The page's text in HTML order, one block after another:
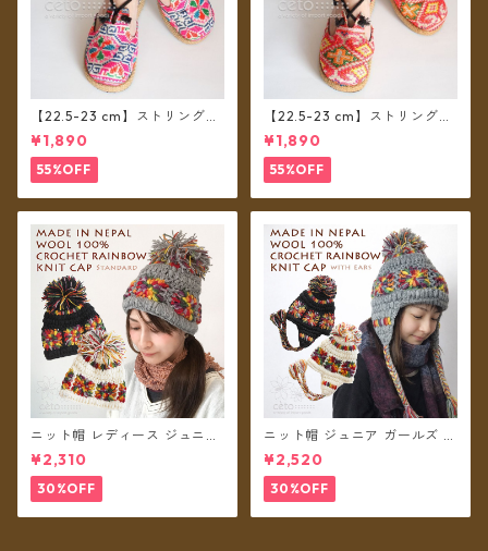
【22.5-23 cm】ストリングシ
ューズ モン族布 B
¥1,890
55%OFF
【22.5-23 cm】ストリングシ
ューズ モン族布 A
¥1,890
55%OFF
ニット帽 レディース ジュニア
ガールズ クロシェットレイン
ボー ボンボン ネパール ウール
100% フリース裏地付き 帽子
【メール便送料無料】
¥2,310
30%OFF
ニット帽 ジュニア ガールズ キ
ッズ レディースS クロシェッ
トレインボー ボンボン ネパー
ル ウール100% 耳あて 耳つき
フリース裏地付き 帽子 【メー
ル便送料無料】
¥2,520
30%OFF